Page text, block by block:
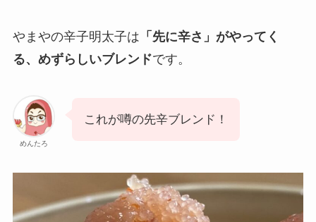
やまやの辛子明太子は 「先に辛さ」がやってく
る、めずらしいブレンドです。
めんたろ
これが噂の先辛ブレンド！